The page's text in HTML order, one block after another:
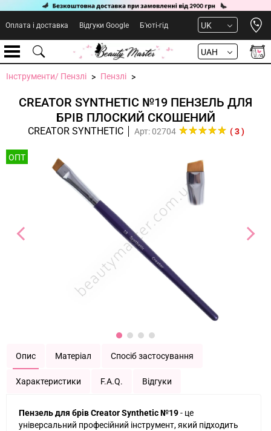
Оплата і доставка Відгуки Google Б'юті-гід UK
UAH
Інструменти/ Пензлі Пензлі
CREATOR SYNTHETIC №19 ПЕНЗЕЛЬ ДЛЯ
БРІВ ПЛОСКИЙ СКОШЕНИЙ
CREATOR SYNTHETIC Арт: 02704 ( 3 )
ОПТ
Опис Матеріал Спосіб застосування
Характеристики F.A.Q. Відгуки
Пензель для брів Creator Synthetic №19- це
універсальний професійний інструмент, який підходить